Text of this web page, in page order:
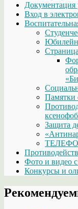
Документация
Вход в
Памятки
Защита
Фото и видео
Конкурсы и